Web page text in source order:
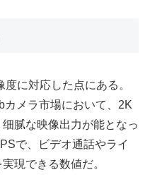
に対応した点にある。
メラ市場において、2K
腻な映像出力が能となっ
で、ビデオ通話やライ
現できる数値だ。